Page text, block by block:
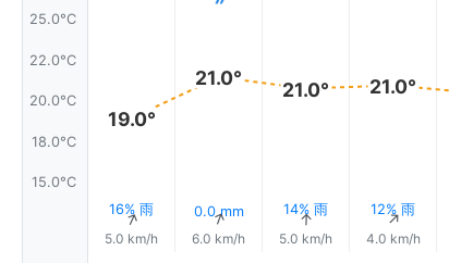
25.0°C
22.0°C
20.0°C
18.0°C
15.0°C
19.0°
16% 雨
↑
5.0 km/h
21.0°
0.0 mm
↑
6.0 km/h
21.0°
14% 雨
↑
5.0 km/h
21.0°
12% 雨
↑
4.0 km/h